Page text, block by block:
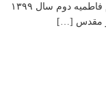
حیدری (عضو هیئت علمی حسینیه اندیشه) در ایام فاطمیه دوم سال ۱۳۹۹
مقدس […]